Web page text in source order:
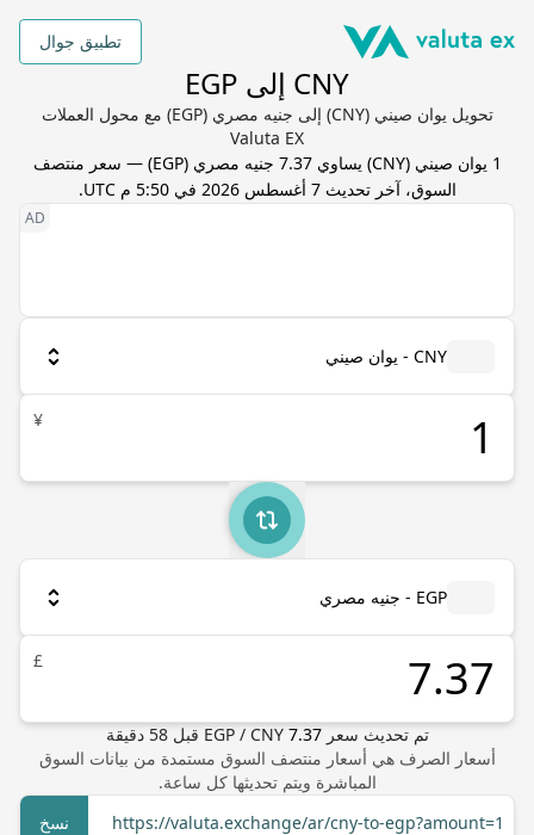
تطبيق جوال
CNY إلى EGP
تحويل يوان صيني (CNY) إلى جنيه مصري (EGP) مع محول العملات
Valuta EX
1 يوان صيني (
CNY) يساوي7.37 جنيه مصري (
EGP) — سعر منتصف
السوق، آخر تحديث7 أغسطس 2026 في 5:50 م UTC .
CNY - يوان صيني
¥
EGP - جنيه مصري
£
تم تحديث سعر EGP/ CNY 7.37 قبل58 دقيقة
أسعار الصرف هي أسعار منتصف السوق مستمدة من بيانات السوق
المباشرة ويتم تحديثها كل ساعة.
https://valuta.exchange/ar/cny-to-egp?amount=1
نسخ